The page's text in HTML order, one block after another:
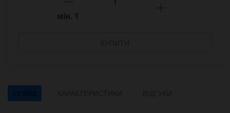
мін. 1
ОГЛЯД